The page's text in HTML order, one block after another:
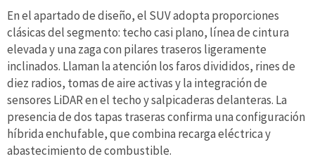
En el apartado de diseño, el SUV adopta proporciones
clásicas del segmento: techo casi plano, línea de cintura
elevada y una zaga con pilares traseros ligeramente
inclinados. Llaman la atención los faros divididos, rines de
diez radios, tomas de aire activas y la integración de
sensores LiDAR en el techo y salpicaderas delanteras. La
presencia de dos tapas traseras confirma una configuración
híbrida enchufable, que combina recarga eléctrica y
abastecimiento de combustible.